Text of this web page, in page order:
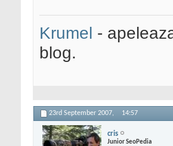
Krumel -
blog.
23rd September 2007, 14:57
cris
Junior SeoPedia